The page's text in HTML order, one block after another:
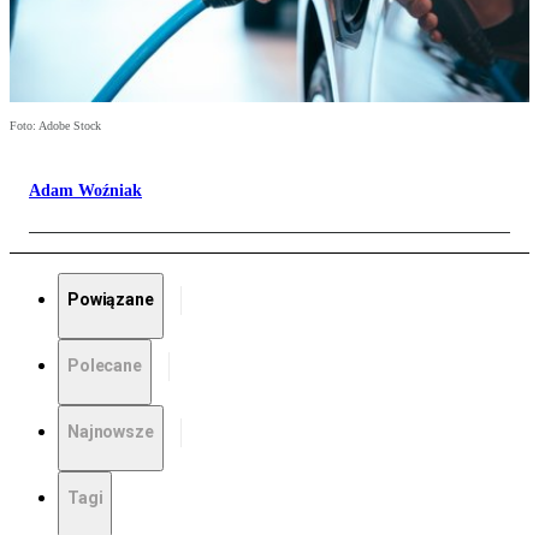
Foto: Adobe Stock
Adam Woźniak
Powiązane
Polecane
Najnowsze
Tagi